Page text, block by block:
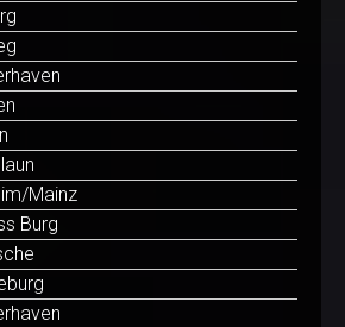
Mainz
Burg